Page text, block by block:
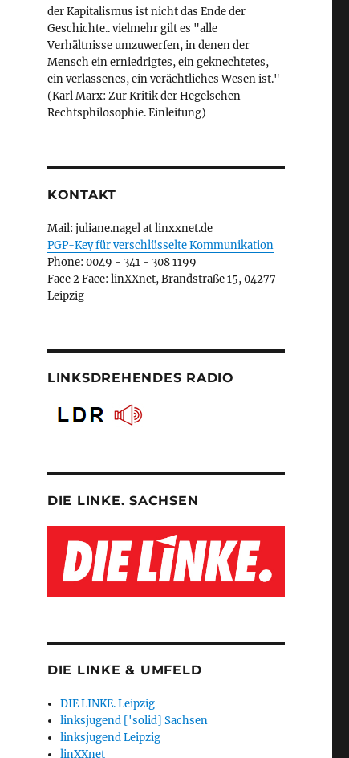
der Kapitalismus ist nicht das Ende der
Geschichte.. vielmehr gilt es "alle
Verhältnisse umzuwerfen, in denen der
Mensch ein erniedrigtes, ein geknechtetes,
ein verlassenes, ein verächtliches Wesen ist."
(Karl Marx: Zur Kritik der Hegelschen
Rechtsphilosophie. Einleitung)
KONTAKT
Mail: juliane.nagel at linxxnet.de
PGP-Key für verschlüsselte Kommunikation
Phone: 0049 - 341 - 308 1199
Face 2 Face: linXXnet, Brandstraße 15, 04277
Leipzig
LINKSDREHENDES RADIO
DIE LINKE. SACHSEN
DIE LINKE & UMFELD
DIE LINKE. Leipzig
linksjugend ['solid] Sachsen
linksjugend Leipzig
linXXnet